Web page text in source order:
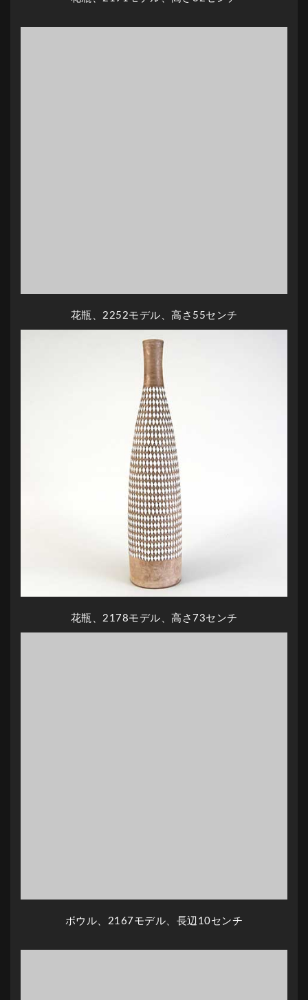
花瓶、2252モデル、高さ55センチ
花瓶、2178モデル、高さ73センチ
ボウル、2167モデル、長辺10センチ